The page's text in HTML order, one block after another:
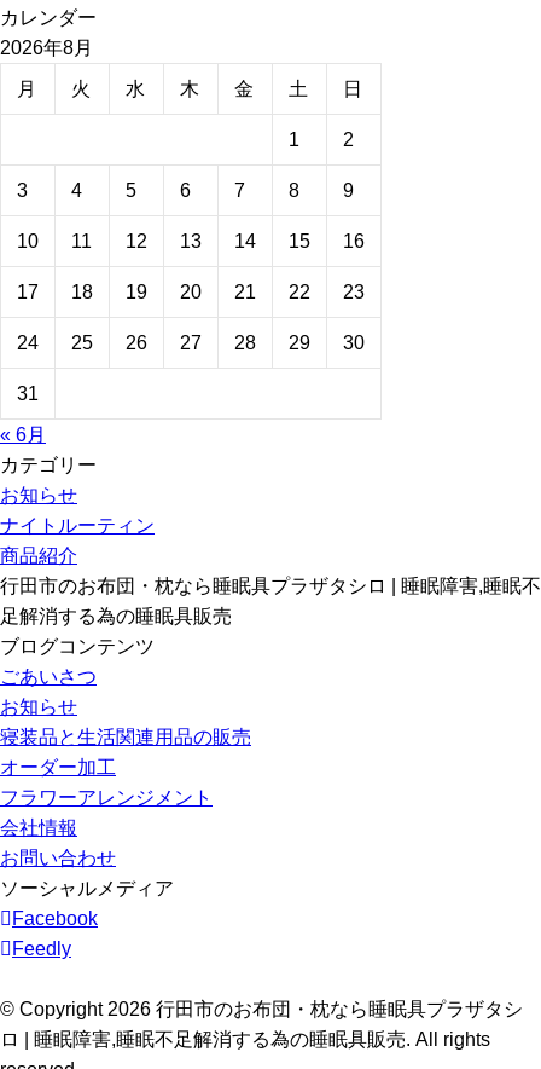
カレンダー
2026年8月
月
火 水 木 金 土 日
1 2
3 4 5 6 7 8 9
10 11 12 13 14 15 16
17 18 19 20 21 22 23
24 25 26 27 28 29 30
31
« 6月
カテゴリー
お知らせ
ナイトルーティン
商品紹介
行田市のお布団・枕なら睡眠具プラザタシロ | 睡眠障害,睡眠不
足解消する為の睡眠具販売
ブログコンテンツ
ごあいさつ
お知らせ
寝装品と生活関連用品の販売
オーダー加工
フラワーアレンジメント
会社情報
お問い合わせ
ソーシャルメディア
Facebook
Feedly
© Copyright 2026 行田市のお布団・枕なら睡眠具プラザタシ
ロ | 睡眠障害,睡眠不足解消する為の睡眠具販売. All rights